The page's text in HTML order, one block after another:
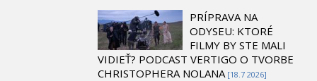
PRÍPRAVA NA
ODYSEU: KTORÉ
FILMY BY STE MALI
VIDIEŤ? PODCAST VERTIGO O TVORBE
CHRISTOPHERA NOLANA [18.7 2026]